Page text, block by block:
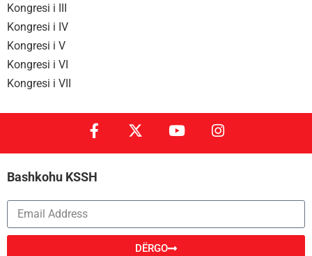
Kongresi i III
Kongresi i IV
Kongresi i V
Kongresi i VI
Kongresi i VII
Bashkohu KSSH
DËRGO